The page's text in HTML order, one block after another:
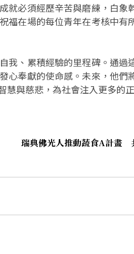
就必須經歷辛苦與磨練，白象
福在場的每位青年在考核中有
我、累積經驗的里程碑。通過
心奉獻的使命感。未來，他們
與慈悲，為社會注入更多的
瑞典佛光人推動蔬食A計畫